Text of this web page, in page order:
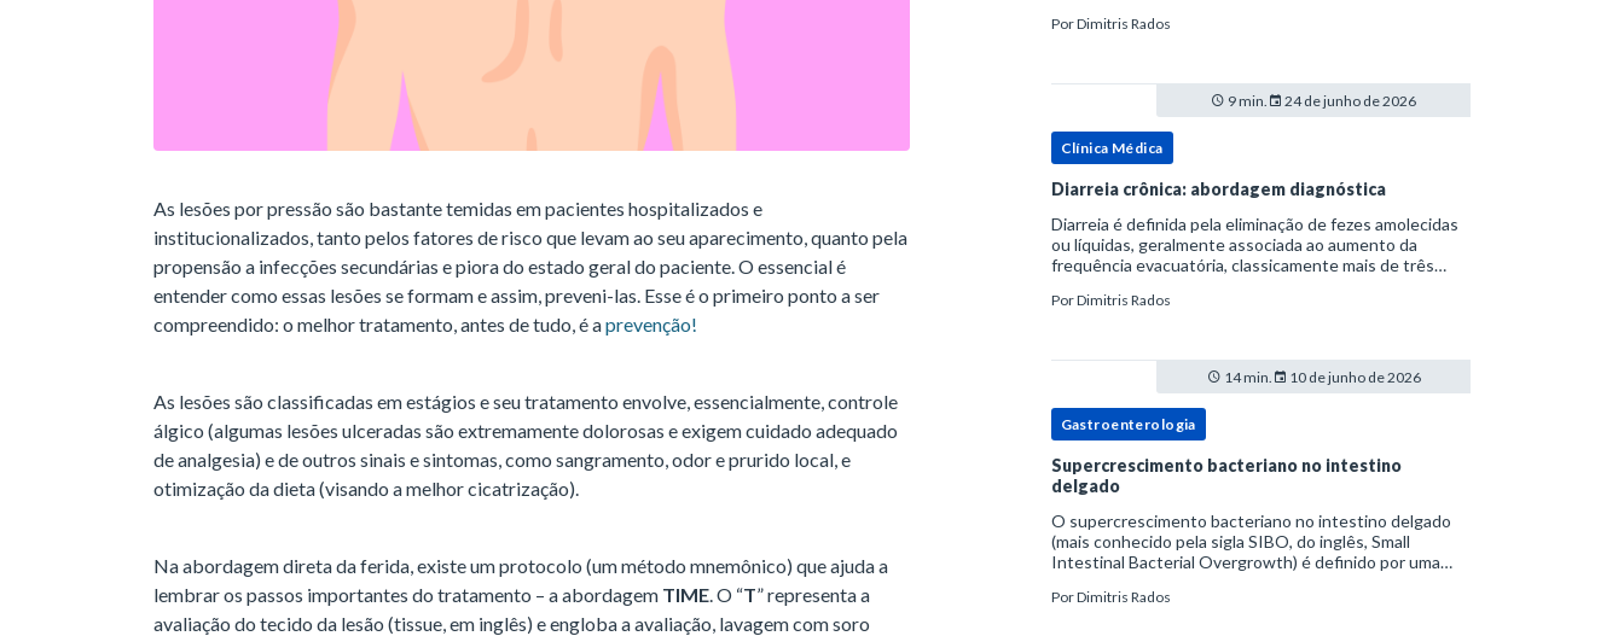
As lesões por pressão são bastante temidas em pacientes hospitalizados e
institucionalizados, tanto pelos fatores de risco que levam ao seu aparecimento, quanto pela
propensão a infecções secundárias e piora do estado geral do paciente. O essencial é
entender como essas lesões se formam e assim, preveni-las. Esse é o primeiro ponto a ser
compreendido: o melhor tratamento, antes de tudo, é aprevenção!
As lesões são classificadas em estágios e seu tratamento envolve, essencialmente, controle
álgico (algumas lesões ulceradas são extremamente dolorosas e exigem cuidado adequado
de analgesia) e de outros sinais e sintomas, como sangramento, odor e prurido local, e
otimização da dieta (visando a melhor cicatrização).
Na abordagem direta da ferida, existe um protocolo (um método mnemônico) que ajuda a
lembrar os passos importantes do tratamento – a abordagem TIME. O “T” representa a
avaliação do tecido da lesão (tissue, em inglês) e engloba a avaliação, lavagem com soro
dentro do espectro da doença do refluxo gastr
PorDimitris Rados
9 min. 24 de junho de 2026
Clínica Médica
Diarreia crônica: abordagem diagnóstica
Diarreia é definida pela eliminação de fezes amolecidas
ou líquidas, geralmente associada ao aumento da
frequência evacuatória, classicamente mais de três
prática, a consistência das fezes costuma s
PorDimitris Rados
14 min. 10 de junho de 2026
Gastroenterologia
Supercrescimento bacteriano no intestino
delgado
O supercrescimento bacteriano no intestino delgado
(mais conhecido pela sigla SIBO, do inglês, Small
Intestinal Bacterial Overgrowth) é definido por uma
específica de disbiose do trato digestivo. P
PorDimitris Rados